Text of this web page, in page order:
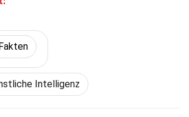
Intelligenz